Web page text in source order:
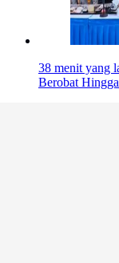
38 menit yang
Berobat